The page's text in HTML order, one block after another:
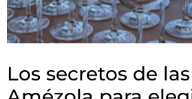
Los secretos de